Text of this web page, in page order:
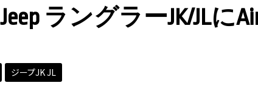
Jeep ラングラーJK/JLに
ジープJK JL